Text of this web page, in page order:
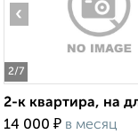
2/7
‹
2-к квартира, на
14 000 ₽ в месяц